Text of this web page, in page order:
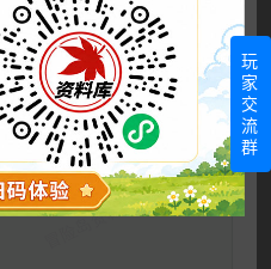
啟航例行維護關機公告》
务器维护公告
维护公告
玩
家
交
流
群